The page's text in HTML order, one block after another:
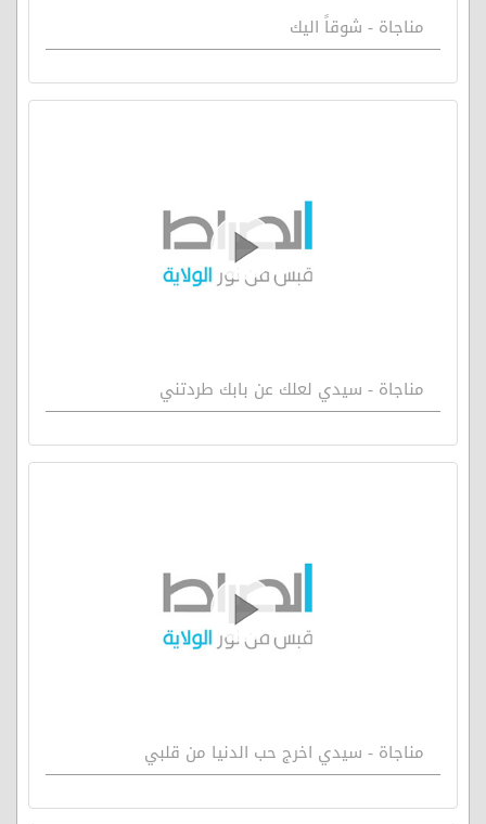
مناجاة - شوقاً اليك
مناجاة - سيدي لعلك عن بابك طردتني
مناجاة - سيدي اخرج حب الدنيا من قلبي